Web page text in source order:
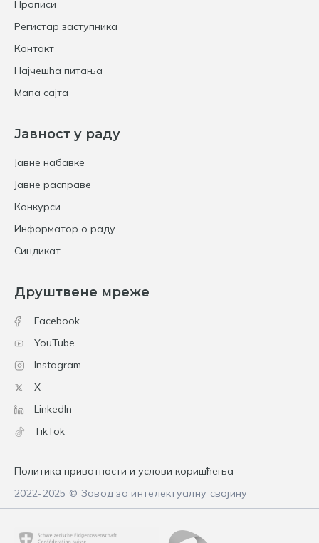
Прописи
Регистар заступника
Контакт
Најчешћа питања
Мапа сајта
Јавност у раду
Јавне набавке
Јавне расправе
Конкурси
Информатор о раду
Синдикат
Друштвене мреже
Facebook
YouTube
Instagram
X
LinkedIn
TikTok
Политика приватности и услови коришћења
2022-2025 © Завод за интелектуалну својину